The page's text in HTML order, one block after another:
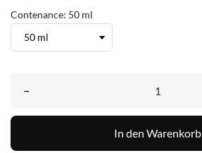
Contenance: 50 ml
–
In den Warenkorb